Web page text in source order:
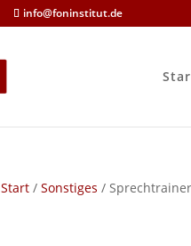
info@foninstitut.de
Start /Sonstiges /